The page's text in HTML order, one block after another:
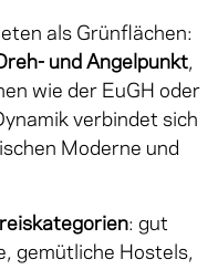
als Grünflächen:
und Angelpunkt,
wie der EuGH oder
verbindet sich
Moderne und
: gut
gemütliche Hostels,